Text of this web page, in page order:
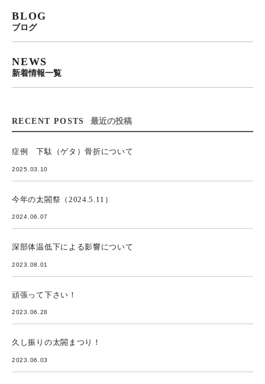
BLOG
ブログ
NEWS
新着情報一覧
RECENT POSTS 最近の投稿
症例 下駄（ゲタ）骨折について
2025.03.10
今年の太閤祭（2024.5.11）
2024.06.07
深部体温低下による影響について
2023.08.01
頑張って下さい！
2023.06.28
久し振りの太閤まつり！
2023.06.03